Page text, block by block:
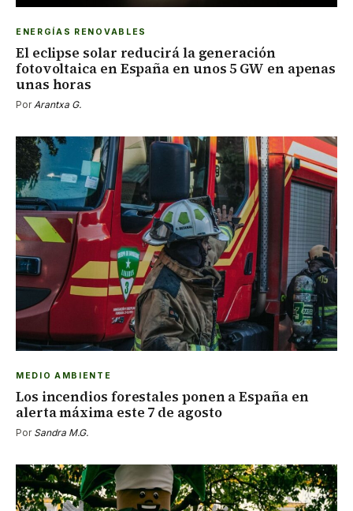
ENERGÍAS RENOVABLES
El eclipse solar reducirá la generación
fotovoltaica en España en unos 5 GW en apenas
unas horas
PorArantxa G.
MEDIO AMBIENTE
Los incendios forestales ponen a España en
alerta máxima este 7 de agosto
Por Sandra M.G.